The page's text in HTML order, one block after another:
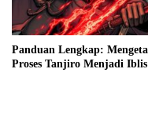
Panduan Lengkap:
Proses Tanjiro Menjadi Iblis